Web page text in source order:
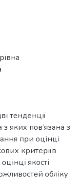
тенденції
яких пов’язана з
при оцінці
критеріїв
якості
обліку